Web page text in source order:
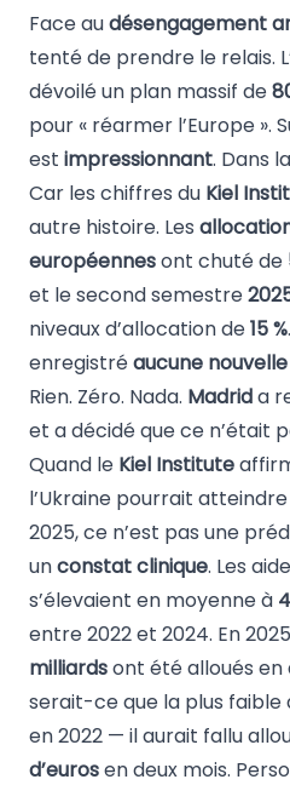
Face audésengagement
tenté de prendre le relais.
dévoilé un plan massif de
pour « réarmer l’Europe ».
est impressionnant. Dans
Car les chiffres du Kiel
autre histoire. Les
européennesont chuté de
et le second semestre
niveaux d’allocation de15 %
enregistréaucune
Rien. Zéro. Nada. Madrida
et a décidé que ce n’était
Quand le Kiel Institute
l’Ukraine pourrait
2025, ce n’est pas une
unconstat clinique. Les
s’élevaient en moyenne à
entre 2022 et 2024. En
milliardsont été alloués en
serait-ce que la plus faible
en 2022 — il aurait fallu
d’eurosen deux mois.